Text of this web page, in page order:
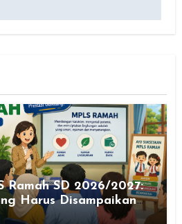
Ramah SD 2026/2027:
Harus Disampaikan